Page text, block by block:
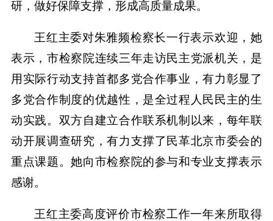
研，做好保障支撑，形成高质量成果。
王红主委对朱雅频检察长一行表示欢迎，她
表示，市检察院连续三年走访民主党派机关，是
用实际行动支持首都多党合作事业，有力彰显了
多党合作制度的优越性，是全过程人民民主的生
动实践。双方自建立合作联系机制以来，每年联
动开展调查研究，有力支撑了民革北京市委会的
重点课题。她向市检察院的参与和专业支撑表示
感谢。
王红主委高度评价市检察工作一年来所取得